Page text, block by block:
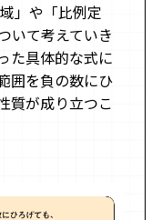
」や「比例定
いて考えていき
た具体的な式に
囲を負の数にひ
質が成り立つこ